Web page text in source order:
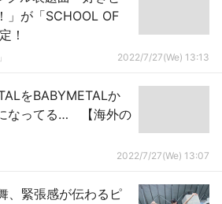
」が「SCHOOL OF
！
2022/7/27(We) 13:13
をBABYMETALか
なってる… 【海外の
2022/7/27(We) 13:07
、緊張感が伝わるピ